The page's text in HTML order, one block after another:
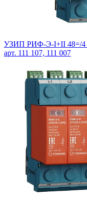
УЗИП РИФ-Э-I+II 48=/4
арт. 111 107, 111 007